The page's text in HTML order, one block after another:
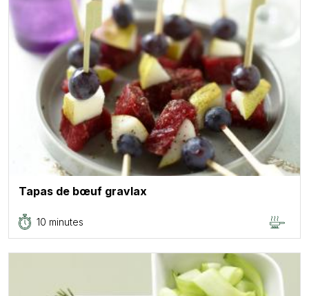
Tapas de bœuf gravlax
10 minutes